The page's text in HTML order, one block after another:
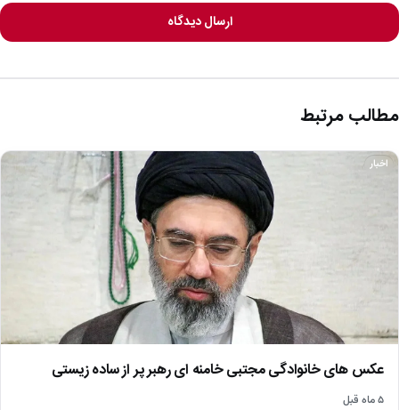
ارسال دیدگاه
مطالب مرتبط
اخبار
عکس های خانوادگی مجتبی خامنه ای رهبر پر از ساده زیستی
۵ ماه قبل